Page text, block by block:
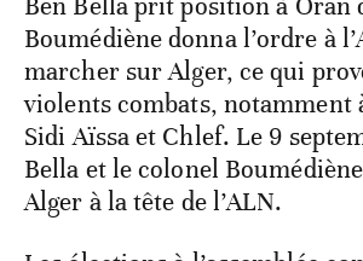
Boumédiène donna l’ordre à
marcher sur Alger, ce qui
violents combats, notamment
Sidi Aïssa et Chlef. Le 9
Bella et le colonel
Alger à la tête de l’ALN.